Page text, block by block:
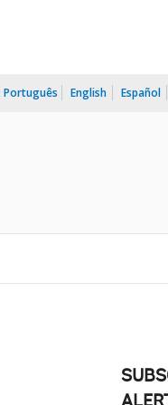
Português English Español